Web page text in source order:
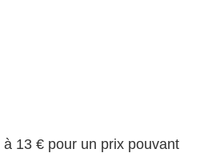
13 € pour un prix pouvant